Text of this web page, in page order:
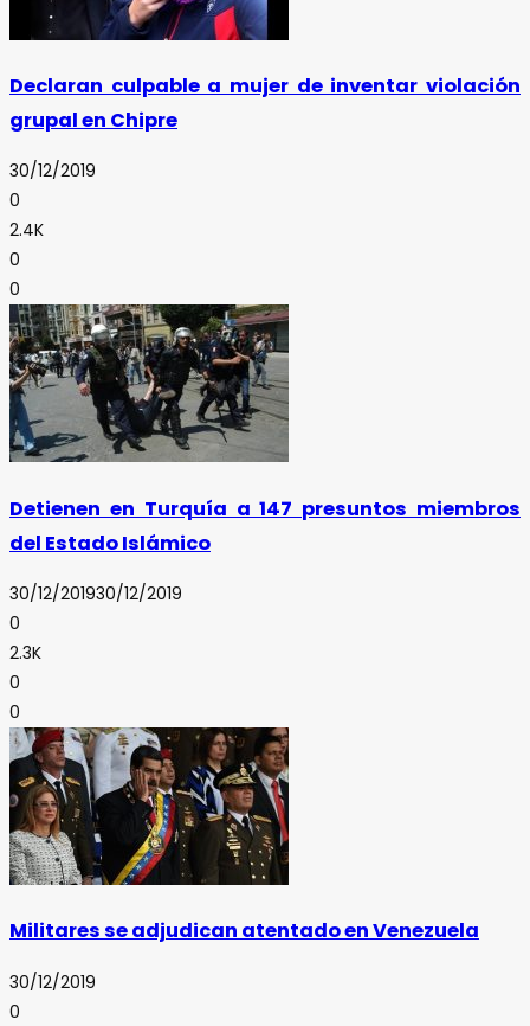
Declaran culpable a mujer de inventar violación
grupal en Chipre
30/12/2019
0
2.4K
0
0
Detienen en Turquía a 147 presuntos miembros
del Estado Islámico
30/12/201930/12/2019
0
2.3K
0
0
Militares se adjudican atentado en Venezuela
30/12/2019
0